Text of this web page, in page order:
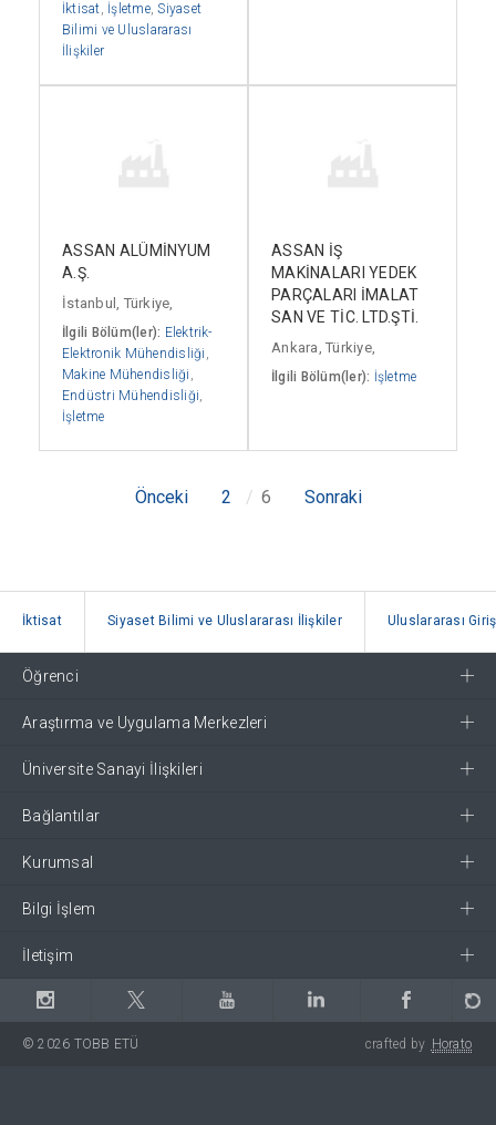
İktisat, İşletme,Siyaset
Bilimi ve Uluslararası
İlişkiler
ASSAN ALÜMİNYUM
A.Ş.
İstanbul, Türkiye,
İlgili Bölüm(ler): Elektrik-
Elektronik Mühendisliği ,
Makine Mühendisliği ,
Endüstri Mühendisliği,
İşletme
ASSAN İŞ
MAKİNALARI YEDEK
PARÇALARI İMALAT
SAN VE TİC. LTD.ŞTİ.
Ankara, Türkiye,
İlgili Bölüm(ler): İşletme
Önceki 2 6 Sonraki
İktisat Siyaset Bilimi ve Uluslararası İlişkiler Uluslararası
Öğrenci
Araştırma ve Uygulama Merkezleri
Üniversite Sanayi İlişkileri
Bağlantılar
Kurumsal
Bilgi İşlem
İletişim
© 2026 TOBB ETÜ crafted by Horato